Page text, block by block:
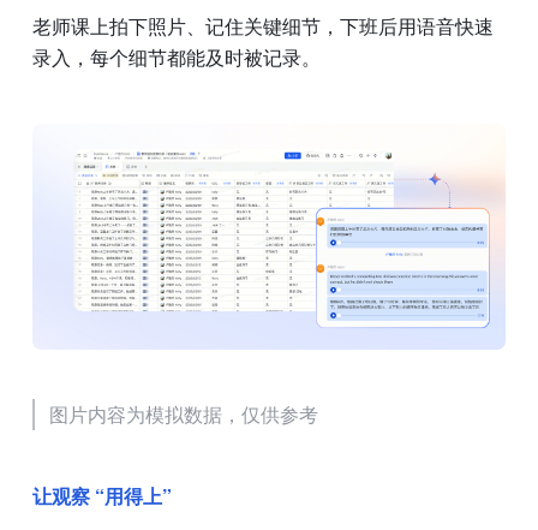
老师课上拍下照片、记住关键细节，下班后用语音快速
录入，每个细节都能及时被记录。
图片内容为模拟数据，仅供参考
让观察 “用得上”